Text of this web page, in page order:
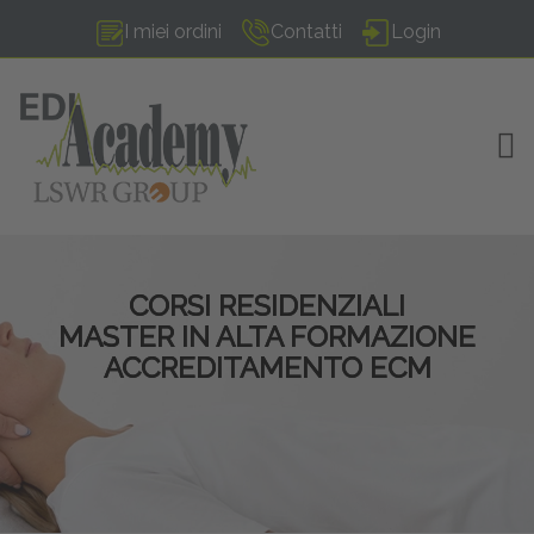
I miei ordini Contatti Login
CORSI RESIDENZIALI
MASTER IN ALTA FORMAZIONE
ACCREDITAMENTO ECM